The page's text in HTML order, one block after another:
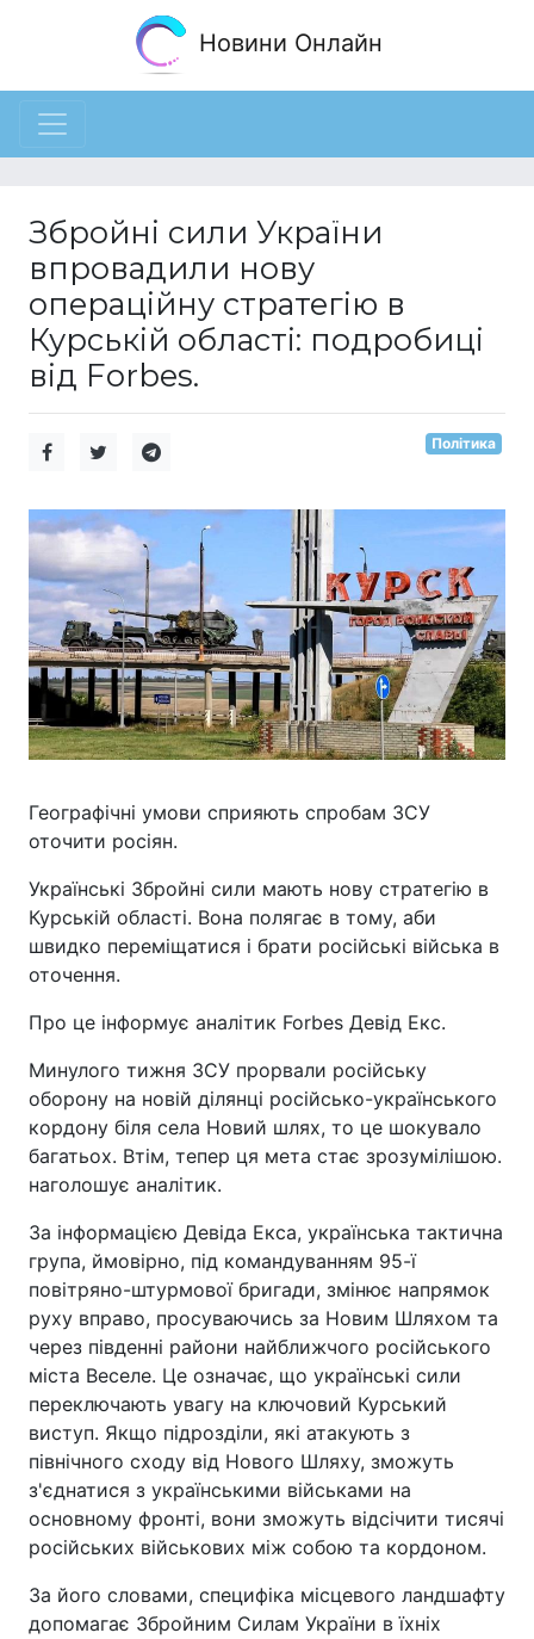
Новини Онлайн
Збройні сили України
впровадили нову
операційну стратегію в
Курській області: подробиці
від Forbes.
Політика
Географічні умови сприяють спробам ЗСУ
оточити росіян.
Українські Збройні сили мають нову стратегію в
Курській області. Вона полягає в тому, аби
швидко переміщатися і брати російські війська в
оточення.
Про це інформує аналітик Forbes Девід Екс.
Минулого тижня ЗСУ прорвали російську
оборону на новій ділянці російсько-українського
кордону біля села Новий шлях, то це шокувало
багатьох. Втім, тепер ця мета стає зрозумілішою.
наголошує аналітик.
За інформацією Девіда Екса, українська тактична
група, ймовірно, під командуванням 95-ї
повітряно-штурмової бригади, змінює напрямок
руху вправо, просуваючись за Новим Шляхом та
через південні райони найближчого російського
міста Веселе. Це означає, що українські сили
переключають увагу на ключовий Курський
виступ. Якщо підрозділи, які атакують з
північного сходу від Нового Шляху, зможуть
з'єднатися з українськими військами на
основному фронті, вони зможуть відсічити тисячі
російських військових між собою та кордоном.
За його словами, специфіка місцевого ландшафту
допомагає Збройним Силам України в їхніх